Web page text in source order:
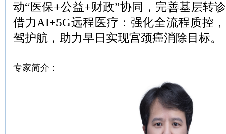
动“医保+公益+财政”协同，完善基层转
借力AI+5G远程医疗：强化全流程质控
驾护航，助力早日实现宫颈癌消除目标。
专家简介：